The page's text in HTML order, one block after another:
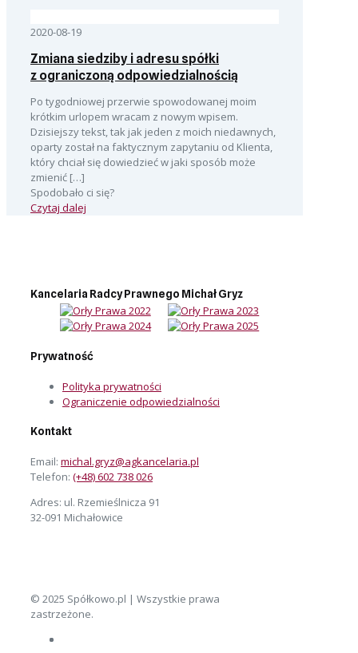
2020-08-19
Zmiana siedziby i adresu spółki
z ograniczoną odpowiedzialnością
Po tygodniowej przerwie spowodowanej moim
krótkim urlopem wracam z nowym wpisem.
Dzisiejszy tekst, tak jak jeden z moich niedawnych,
oparty został na faktycznym zapytaniu od Klienta,
który chciał się dowiedzieć w jaki sposób może
zmienić […]
Spodobało ci się?
Czytaj dalej
Kancelaria Radcy Prawnego Michał Gryz
Prywatność
Polityka prywatności
Ograniczenie odpowiedzialności
Kontakt
Email: michal.gryz@agkancelaria.pl
Telefon: (+48) 602 738 026
Adres: ul. Rzemieślnicza 91
32-091 Michałowice
© 2025 Spółkowo.pl | Wszystkie prawa
zastrzeżone.